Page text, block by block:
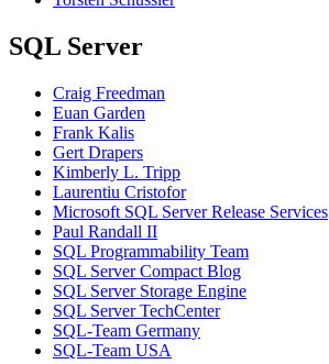
SQL Server
Craig Freedman
Euan Garden
Frank Kalis
Gert Drapers
Kimberly L. Tripp
Laurentiu Cristofor
Microsoft SQL Server Release Services
Paul Randall II
SQL Programmability Team
SQL Server Compact Blog
SQL Server Storage Engine
SQL Server TechCenter
SQL-Team Germany
SQL-Team USA